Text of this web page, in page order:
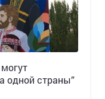
одной страны”